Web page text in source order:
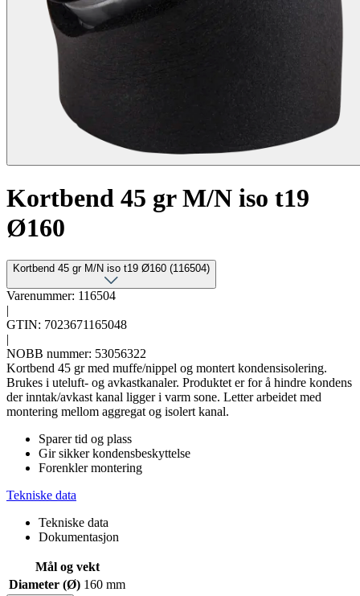
Kortbend 45 gr M/N iso t19
Ø160
Kortbend 45 gr M/N iso t19 Ø160 (116504)
Varenummer: 116504
|
GTIN: 7023671165048
|
NOBB nummer: 53056322
Kortbend 45 gr med muffe/nippel og montert kondensisolering.
Brukes i uteluft- og avkastkanaler. Produktet er for å hindre kondens
der inntak/avkast kanal ligger i varm sone. Letter arbeidet med
montering mellom aggregat og isolert kanal.
Sparer tid og plass
Gir sikker kondensbeskyttelse
Forenkler montering
Tekniske data
Tekniske data
Dokumentasjon
Mål og vekt
Diameter (Ø) 160 mm